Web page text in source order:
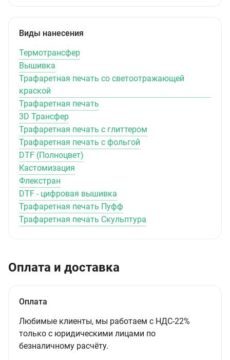
Виды нанесения
Термотрансфер
Вышивка
Трафаретная печать со светоотражающей
краской
Трафаретная печать
3D Трансфер
Трафаретная печать с глиттером
Трафаретная печать с фольгой
DTF (Полноцвет)
Кастомизация
Флекстран
DTF - цифровая вышивка
Трафаретная печать Пуфф
Трафаретная печать Скульптура
Оплата и доставка
Оплата
Любимые клиенты, мы работаем с НДС-22%
только с юридическими лицами по
безналичному расчёту.